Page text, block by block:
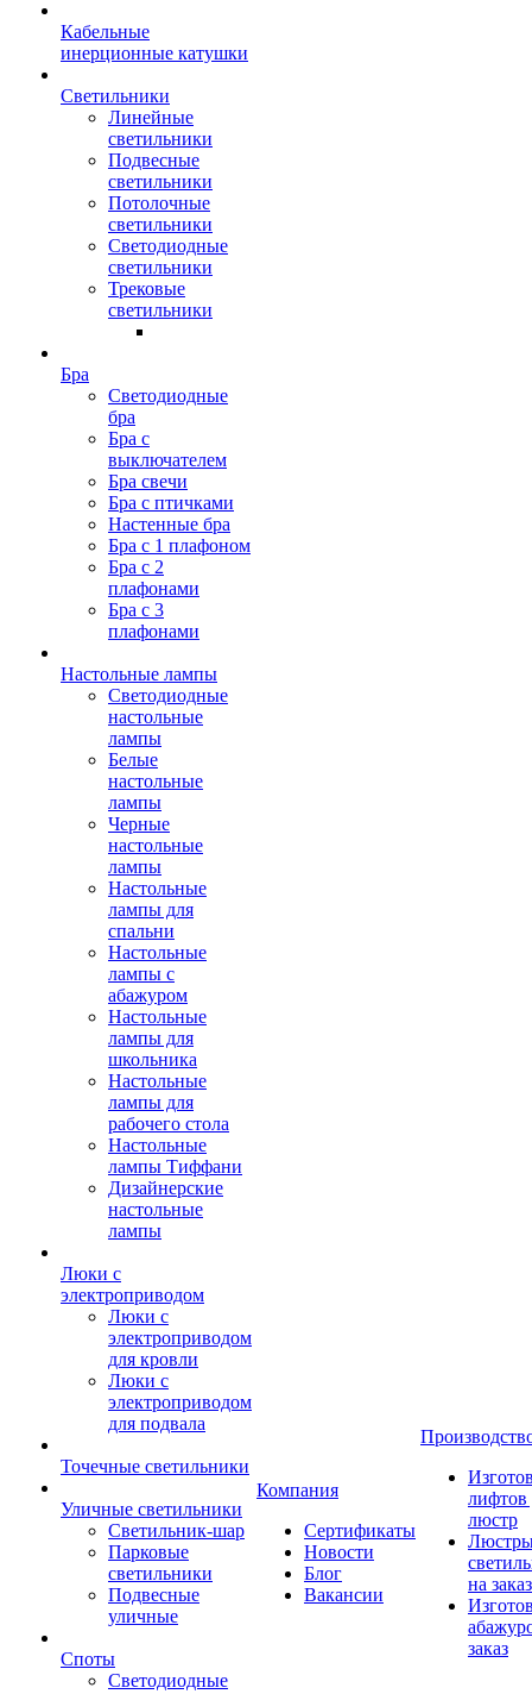
Кабельные
инерционные катушки
Светильники
Линейные
светильники
Подвесные
светильники
Потолочные
светильники
Светодиодные
светильники
Трековые
светильники
Бра
Светодиодные
бра
Бра с
выключателем
Бра свечи
Бра с птичками
Настенные бра
Бра с 1 плафоном
Бра с 2
плафонами
Бра с 3
плафонами
Настольные лампы
Светодиодные
настольные
лампы
Белые
настольные
лампы
Черные
настольные
лампы
Настольные
лампы для
спальни
Настольные
лампы с
абажуром
Настольные
лампы для
школьника
Настольные
лампы для
рабочего стола
Настольные
лампы Тиффани
Дизайнерские
настольные
лампы
Люки с
электроприводом
Люки с
электроприводом
для кровли
Люки с
электроприводом
для подвала
Точечные светильники
Уличные светильники
Светильник-шар
Парковые
светильники
Подвесные
уличные
Споты
Светодиодные
Компания
Сертификаты
Новости
Блог
Вакансии
лифтов
люстр
на заказ
заказ